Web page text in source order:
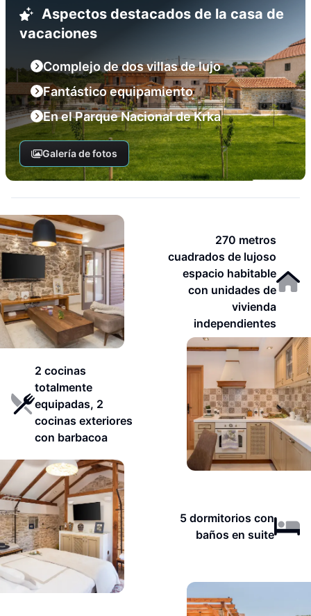
Aspectos destacados de la casa de
vacaciones
Complejo de dos villas de lujo
Fantástico equipamiento
En el Parque Nacional de Krka
Galería de fotos
270 metros
cuadrados de lujoso
espacio habitable
con unidades de
vivienda
independientes
2 cocinas
totalmente
equipadas, 2
cocinas exteriores
con barbacoa
5 dormitorios con
baños en suite